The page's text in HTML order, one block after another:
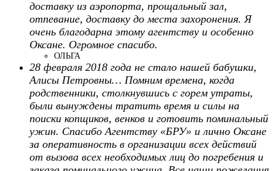
доставку из аэропорта, прощальный зал,
отпевание, доставку до места захоронения. Я
очень благодарна этому агентству и особенно
Оксане. Огромное спасибо.
ОЛЬГА
28 февраля 2018 года не стало нашей бабушки,
Алисы Петровны… Помним времена, когда
родственники, столкнувшись с горем утраты,
были вынуждены тратить время и силы на
поиски копщиков, венков и готовить поминальный
ужин. Спасибо Агентству «БРУ» и лично Оксане
за оперативность в организации всех действий
от вызова всех необходимых лиц до погребения и